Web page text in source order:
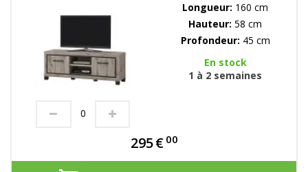
Longueur: 160 cm
Hauteur: 58 cm
Profondeur: 45 cm
En stock
1 à 2 semaines
295€ 00